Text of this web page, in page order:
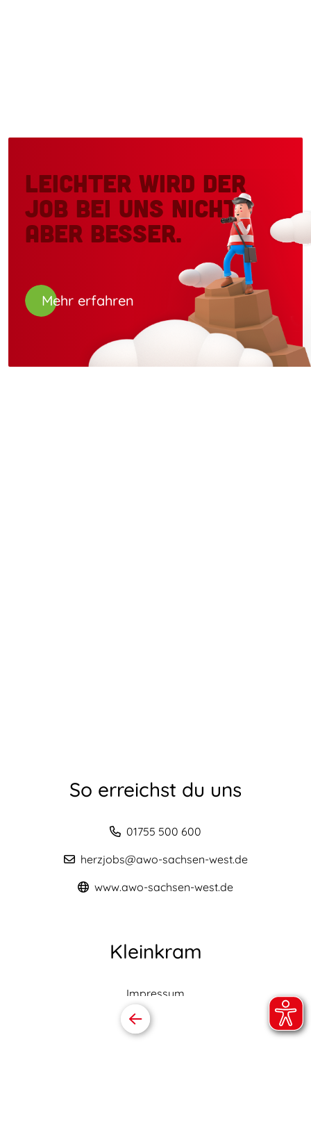
Leichter wird der
Job bei uns nicht,
aber besser.
Mehr erfahren
So erreichst du uns
01755 500 600
herzjobs@awo-sachsen-west.de
www.awo-sachsen-west.de
Kleinkram
Impressum
Datenschutz